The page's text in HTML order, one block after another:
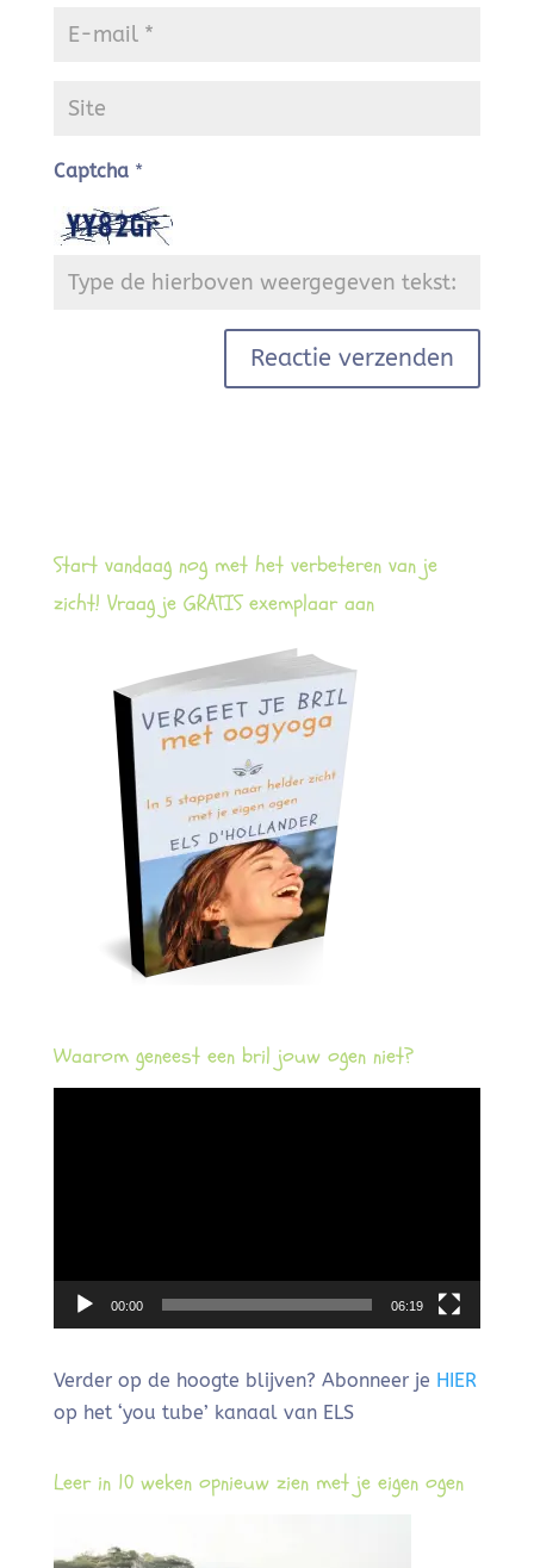
Captcha *
Start vandaag nog met het verbeteren van je
zicht! Vraag je GRATIS exemplaar aan
Waarom geneest een bril jouw ogen niet?
00:00 06:19
Verder op de hoogte blijven? Abonneer je HIER
op het ‘you tube’ kanaal van ELS
Leer in 10 weken opnieuw zien met je eigen ogen